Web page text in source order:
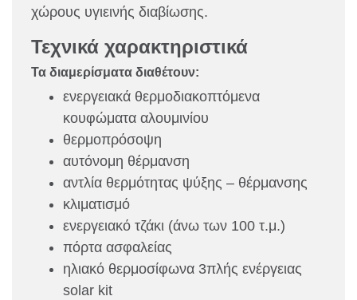
χώρους υγιεινής διαβίωσης.
Τεχνικά χαρακτηριστικά
Τα διαμερίσματα διαθέτουν:
ενεργειακά θερμοδιακοπτόμενα
κουφώματα αλουμινίου
θερμοπρόσοψη
αυτόνομη θέρμανση
αντλία θερμότητας ψύξης – θέρμανσης
κλιματισμό
ενεργειακό τζάκι (άνω των 100 τ.μ.)
πόρτα ασφαλείας
ηλιακό θερμοσίφωνα 3πλής ενέργειας
solar kit